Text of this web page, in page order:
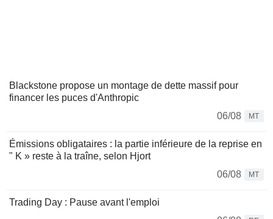
Blackstone propose un montage de dette massif pour
financer les puces d'Anthropic
06/08
MT
Émissions obligataires : la partie inférieure de la reprise en
" K » reste à la traîne, selon Hjort
06/08
MT
Trading Day : Pause avant l'emploi